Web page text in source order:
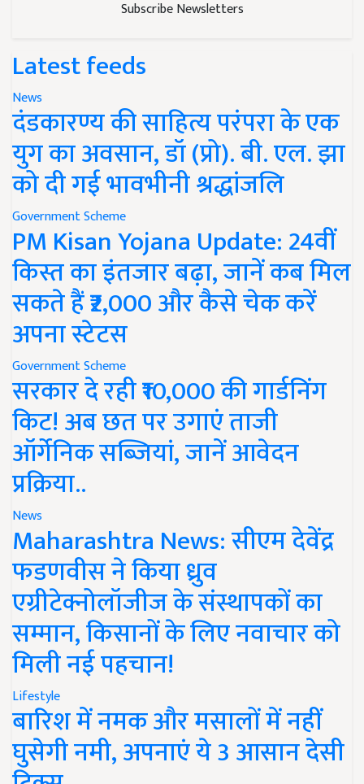
Subscribe Newsletters
Latest feeds
News
दंडकारण्य की साहित्य परंपरा के एक
युग का अवसान, डॉ (प्रो). बी. एल. झा
को दी गई भावभीनी श्रद्धांजलि
Government Scheme
PM Kisan Yojana Update: 24वीं
किस्त का इंतजार बढ़ा, जानें कब मिल
सकते हैं ₹2,000 और कैसे चेक करें
अपना स्टेटस
Government Scheme
सरकार दे रही ₹10,000 की गार्डनिंग
किट! अब छत पर उगाएं ताजी
ऑर्गेनिक सब्जियां, जानें आवेदन
प्रक्रिया..
News
Maharashtra News: सीएम देवेंद्र
फडणवीस ने किया ध्रुव
एग्रीटेक्नोलॉजीज के संस्थापकों का
सम्मान, किसानों के लिए नवाचार को
मिली नई पहचान!
Lifestyle
बारिश में नमक और मसालों में नहीं
घुसेगी नमी, अपनाएं ये 3 आसान देसी